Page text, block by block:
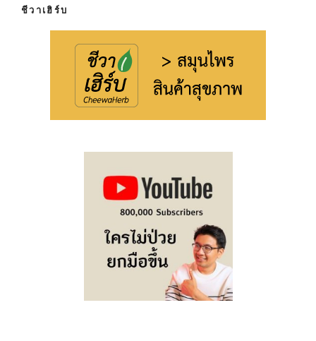
ชีวาเฮิร์บ